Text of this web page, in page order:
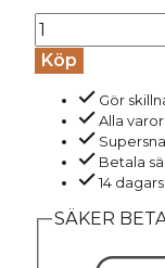
Kalsonger
gylf
JULIUS
naturvit
mängd
Köp
Gör
Alla
Betala
14
SÄKER